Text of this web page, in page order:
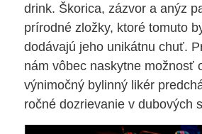
drink. Škorica, zázvor a anýz
prírodné zložky, ktoré tomuto
dodávajú jeho unikátnu chuť.
nám vôbec naskytne možnosť
výnimočný bylinný likér
ročné dozrievanie v dubových